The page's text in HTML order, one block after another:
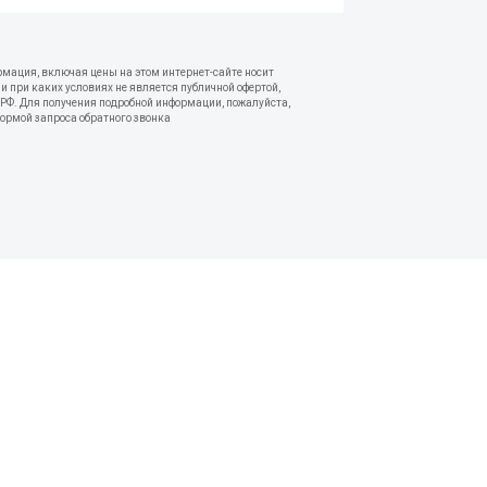
включая цены на этом интернет-сайте носит
каких условиях не является публичной офертой,
Для получения подробной информации, пожалуйста,
запроса обратного звонка